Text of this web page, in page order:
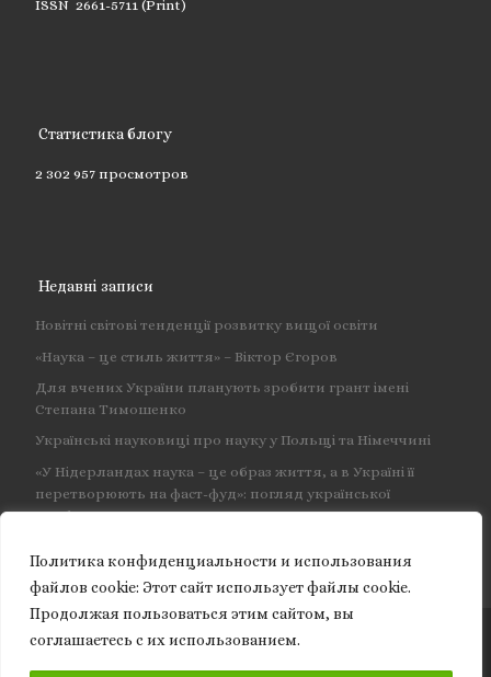
Политика конфиденциальности и использования
файлов сookie: Этот сайт использует файлы cookie.
Продолжая пользоваться этим сайтом, вы
соглашаетесь с их использованием.
ISSN 2661-5711 (Print)
Статистика блогу
2 302 957 просмотров
Недавні записи
Новітні світові тенденції розвитку вищої освіти
«Наука – це стиль життя» – Віктор Єгоров
Для вчених України планують зробити грант імені
Степана Тимошенко
Українські науковиці про науку у Польщі та Німеччині
«У Нідерландах наука – це образ життя, а в Україні її
перетворюють на фаст-фуд»: погляд української
професорки
© 2026Granite of science– Усі права захищено